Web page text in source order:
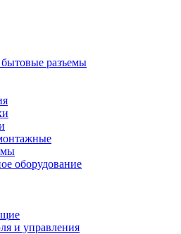
разъемы
оборудование
и управления